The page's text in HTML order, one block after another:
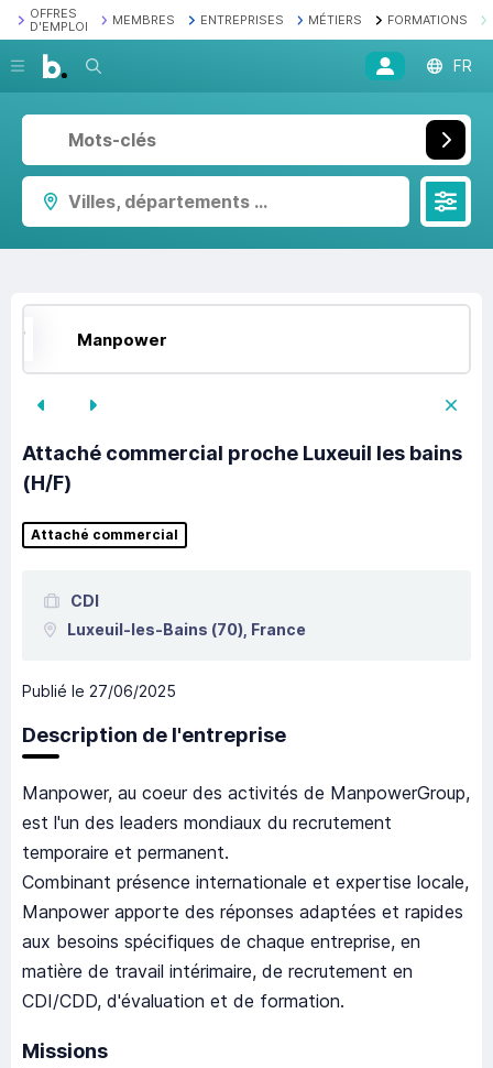
OFFRES
D'EMPLOI
MEMBRES ENTREPRISES MÉTIERS FORMATIONS
Recherche FR
Villes, départements ...
Manpower
Attaché commercial proche Luxeuil les bains
(H/F)
Attaché commercial
CDI
Luxeuil-les-Bains (70), France
Publié le 27/06/2025
Description de l'entreprise
Manpower, au coeur des activités de ManpowerGroup,
est l'un des leaders mondiaux du recrutement
temporaire et permanent.
Combinant présence internationale et expertise locale,
Manpower apporte des réponses adaptées et rapides
aux besoins spécifiques de chaque entreprise, en
matière de travail intérimaire, de recrutement en
CDI/CDD, d'évaluation et de formation.
Missions